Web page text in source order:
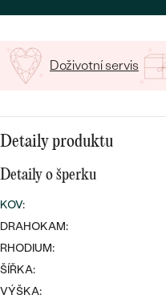
DRAHOKAM
DLE MATERIÁLU
PLATINA
STŘÍBRO
S LAB-GROWN
SYMBOLICKÉ
MINIMALISTICKÉ
LUXUSNÍ
LUXUSNÍ
Doživotní servis
Detaily produktu
Detaily o šperku
KOV:
DRAHOKAM:
RHODIUM:
ŠÍŘKA:
VÝŠKA: